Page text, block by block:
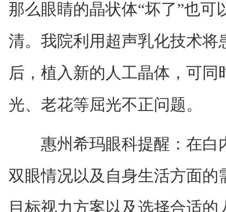
那么眼睛的晶状体“坏了”也可
清。我院利用超声乳化技术
后，植入新的人工晶体，可
光、老花等屈光不正问题。
惠州希玛眼科提醒：在白
双眼情况以及自身生活方面
目标视力方案以及选择合适